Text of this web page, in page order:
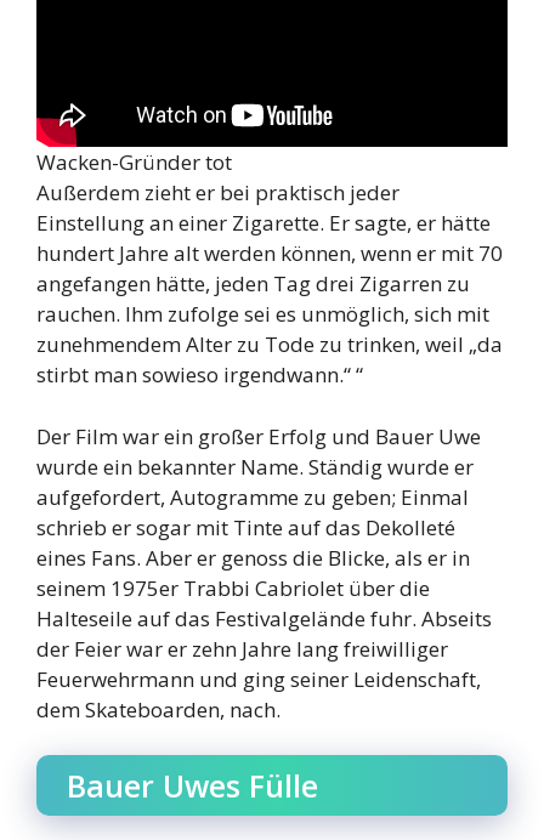
Wacken-Gründer tot
Außerdem zieht er bei praktisch jeder
Einstellung an einer Zigarette. Er sagte, er hätte
hundert Jahre alt werden können, wenn er mit 70
angefangen hätte, jeden Tag drei Zigarren zu
rauchen. Ihm zufolge sei es unmöglich, sich mit
zunehmendem Alter zu Tode zu trinken, weil „da
stirbt man sowieso irgendwann.“ “
Der Film war ein großer Erfolg und Bauer Uwe
wurde ein bekannter Name. Ständig wurde er
aufgefordert, Autogramme zu geben; Einmal
schrieb er sogar mit Tinte auf das Dekolleté
eines Fans. Aber er genoss die Blicke, als er in
seinem 1975er Trabbi Cabriolet über die
Halteseile auf das Festivalgelände fuhr. Abseits
der Feier war er zehn Jahre lang freiwilliger
Feuerwehrmann und ging seiner Leidenschaft,
dem Skateboarden, nach.
Bauer Uwes Fülle